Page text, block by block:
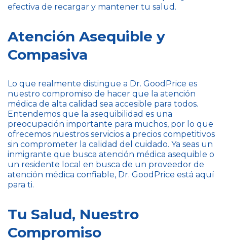
efectiva de recargar y mantener tu salud.
Atención Asequible y
Compasiva
Lo que realmente distingue a Dr. GoodPrice es
nuestro compromiso de hacer que la atención
médica de alta calidad sea accesible para todos.
Entendemos que la asequibilidad es una
preocupación importante para muchos, por lo que
ofrecemos nuestros servicios a precios competitivos
sin comprometer la calidad del cuidado. Ya seas un
inmigrante que busca atención médica asequible o
un residente local en busca de un proveedor de
atención médica confiable, Dr. GoodPrice está aquí
para ti.
Tu Salud, Nuestro
Compromiso